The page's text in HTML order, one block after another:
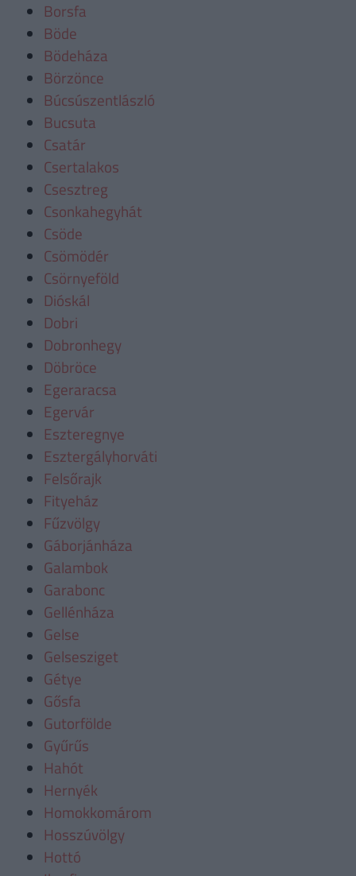
Borsfa
Böde
Bödeháza
Börzönce
Búcsúszentlászló
Bucsuta
Csatár
Csertalakos
Csesztreg
Csonkahegyhát
Csöde
Csömödér
Csörnyeföld
Dióskál
Dobri
Dobronhegy
Döbröce
Egeraracsa
Egervár
Eszteregnye
Esztergályhorváti
Felsőrajk
Fityeház
Fűzvölgy
Gáborjánháza
Galambok
Garabonc
Gellénháza
Gelse
Gelsesziget
Gétye
Gősfa
Gutorfölde
Gyűrűs
Hahót
Hernyék
Homokkomárom
Hosszúvölgy
Hottó